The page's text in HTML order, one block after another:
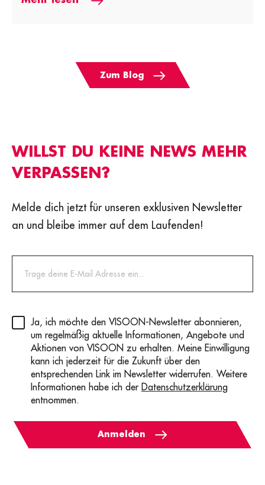
Zum Blog
WILLST DU KEINE NEWS MEHR
VERPASSEN?
Melde dich jetzt für unseren exklusiven Newsletter
an und bleibe immer auf dem Laufenden!
Privacy(erforderlich)
Ja, ich möchte den VISOON-Newsletter abonnieren,
um regelmäßig aktuelle Informationen, Angebote und
Aktionen von VISOON zu erhalten. Meine Einwilligung
kann ich jederzeit für die Zukunft über den
entsprechenden Link im Newsletter widerrufen. Weitere
Informationen habe ich der Datenschutzerklärung
entnommen.
Anmelden